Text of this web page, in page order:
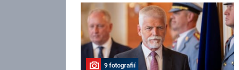
9 fotografií